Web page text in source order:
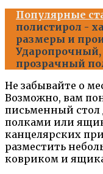
Популярные
полистирол -
размеры и
Ударопрочный,
прозрачный
Не забывайте о
Возможно, вам
письменный стол
полками или
канцелярских
разместить
ковриком и